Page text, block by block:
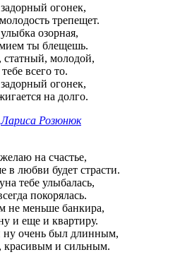
огонек,
трепещет.
озорная,
ты блещешь.
молодой,
всего то.
огонек,
на долго.
Лариса Розюнюк
на счастье,
в любви будет страсти.
тебе улыбалась,
покорялась.
не меньше банкира,
и еще и квартиру.
ну очень был длинным,
красивым и сильным.